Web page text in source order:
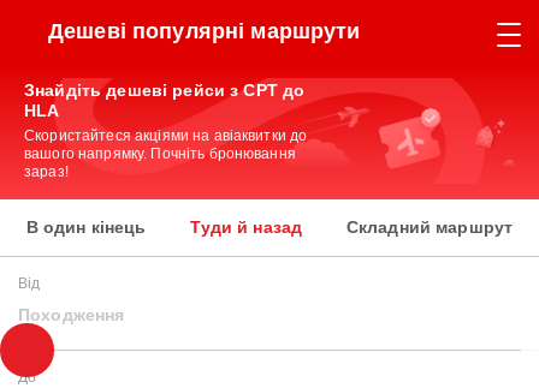
Дешеві популярні маршрути
Знайдіть дешеві рейси з CPT до
HLA
Скористайтеся акціями на авіаквитки до
вашого напрямку. Почніть бронювання
зараз!
В один кінець Туди й назад Складний маршрут
Від
Походження
До